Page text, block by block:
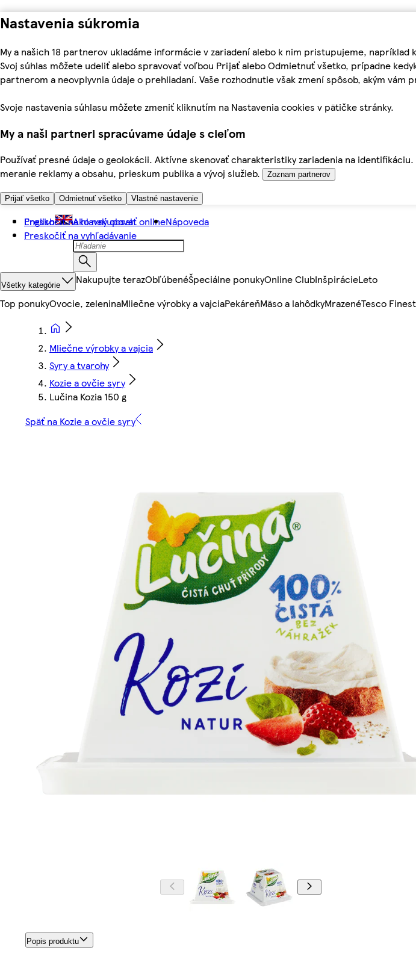
Nastavenia súkromia
My a našich 18 partnerov ukladáme informácie v zariadení alebo k nim pristupujeme,
Svoj súhlas môžete udeliť alebo spravovať voľbou Prijať alebo Odmietnuť všetko, prípadne
partnerom a neovplyvnia údaje o prehliadaní. Vaše rozhodnutie však zmení spôsob, akým vám
Svoje nastavenia súhlasu môžete zmeniť kliknutím na Nastavenia cookies v pätičke stránky.
My a naši partneri spracúvame údaje s cieľom
Používať presné údaje o geolokácii. Aktívne skenovať charakteristiky zariadenia na
meranie reklamy a obsahu, prieskum publika a vývoj služieb.
Zoznam partnerov
Prijať všetko Odmietnuť všetko Vlastné nastavenie
Preskočiť na hlavný obsah
Preskočiť na vyhľadávanie
English Ako nakupovať onlineNápoveda
Všetky kategórie Nakupujte terazObľúbenéŠpeciálne ponukyOnline ClubInšpirácieLeto
Top ponukyOvocie, zeleninaMliečne výrobky a vajciaPekáreňMäso a lahôdkyMrazenéTesco Finest
Mliečne výrobky a vajcia
Syry a tvarohy
Kozie a ovčie syry
Lučina Kozia 150 g
Späť na Kozie a ovčie syry
Popis produktu